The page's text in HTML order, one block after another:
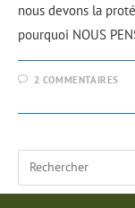
nous devons la
pourquoi NOUS
2 COMMENTAIRES